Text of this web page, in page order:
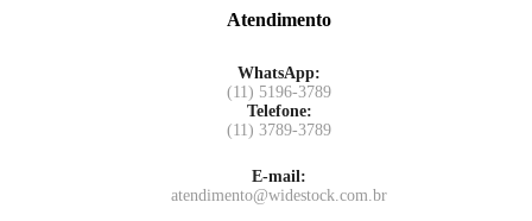
Atendimento
WhatsApp:
(11) 5196-3789
Telefone:
(11) 3789-3789
E-mail:
atendimento@widestock.com.br